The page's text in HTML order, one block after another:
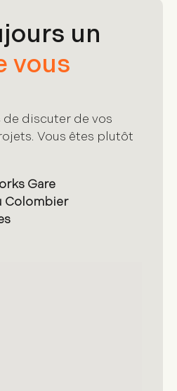
un
vous
de discuter de vos
Vous êtes plutôt
Gare
Colombier